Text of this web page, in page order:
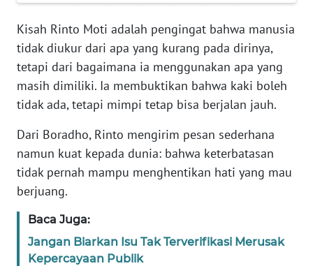
Kisah Rinto Moti adalah pengingat bahwa manusia
tidak diukur dari apa yang kurang pada dirinya,
tetapi dari bagaimana ia menggunakan apa yang
masih dimiliki. Ia membuktikan bahwa kaki boleh
tidak ada, tetapi mimpi tetap bisa berjalan jauh.
Dari Boradho, Rinto mengirim pesan sederhana
namun kuat kepada dunia: bahwa keterbatasan
tidak pernah mampu menghentikan hati yang mau
berjuang.
Baca Juga:
Jangan Biarkan Isu Tak Terverifikasi Merusak
Kepercayaan Publik
News
WN
SUMUT
WN
JAKARTA
WN
JABAR
BANTEN